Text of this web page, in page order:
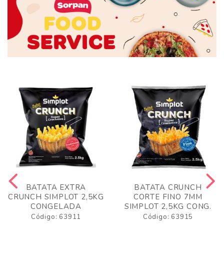
BATATA EXTRA
CRUNCH SIMPLOT 2,5KG
CONGELADA
Código: 63911
BATATA CRUNCH
CORTE FINO 7MM
SIMPLOT 2,5KG CONG.
Código: 63915